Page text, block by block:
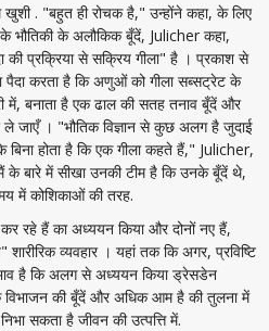
. "बहुत ही रोचक है," उन्होंने कहा, के लिए
भौतिकी के अलौकिक बूँदें, Julicher कहा,
की प्रक्रिया से सक्रिय गीला" है । प्रकाश से
पैदा करता है कि अणुओं को गीला सब्सट्रेट के
में, बनाता है एक ढाल की सतह तनाव बूँदें और
ले जाएँ । "भौतिक विज्ञान से कुछ अलग है जुदाई
होता है कि एक गीला कहते हैं," Julicher,
के बारे में सीखा उनकी टीम है कि उनके बूँदें थे,
में कोशिकाओं की तरह.
रहे हैं का अध्ययन किया और दोनों नए हैं,
व्यवहार । यहां तक कि अगर, प्रविष्टि
है कि अलग से अध्ययन किया ड्रेसडेन
विभाजन की बूँदें और अधिक आम है की तुलना में
सकता है जीवन की उत्पत्ति में.